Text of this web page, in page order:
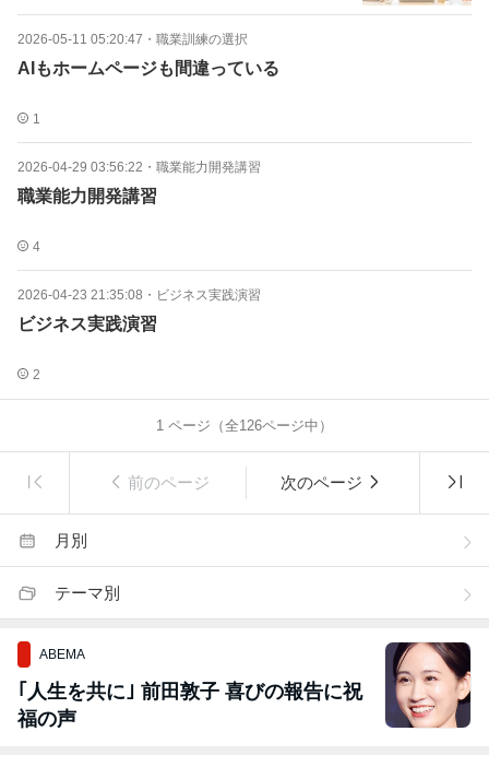
2026-05-11 05:20:47 ・ 職業訓練の選択
AIもホームページも間違っている
1
2026-04-29 03:56:22 ・ 職業能力開発講習
職業能力開発講習
4
2026-04-23 21:35:08 ・ ビジネス実践演習
ビジネス実践演習
2
1 ページ（全126ページ中）
前のページ 次のページ
月別
テーマ別
ABEMA
｢人生を共に｣ 前田敦子 喜びの報告に祝
福の声